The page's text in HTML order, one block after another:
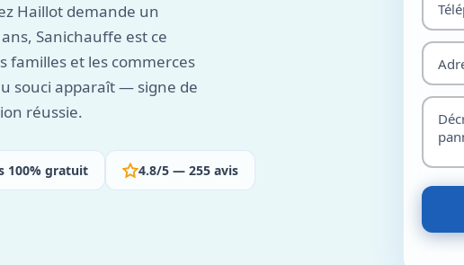
Haillot demande un
Sanichauffe est ce
familles et les commerces
souci apparaît — signe de
réussie.
100% gratuit 4.8/5 — 255 avis